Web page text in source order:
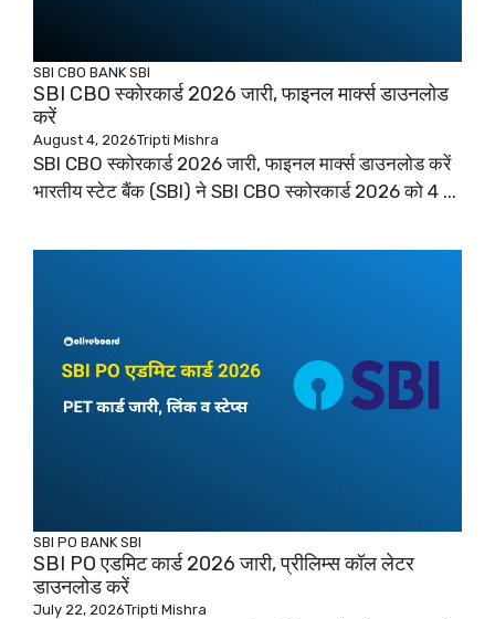
SBI CBO BANK SBI
SBI CBO स्कोरकार्ड 2026 जारी, फाइनल मार्क्स डाउनलोड
करें
August 4, 2026Tripti Mishra
SBI CBO स्कोरकार्ड 2026 जारी, फाइनल मार्क्स डाउनलोड करें
भारतीय स्टेट बैंक (SBI) ने SBI CBO स्कोरकार्ड 2026 को 4 ...
SBI PO BANK SBI
SBI PO एडमिट कार्ड 2026 जारी, प्रीलिम्स कॉल लेटर
डाउनलोड करें
July 22, 2026Tripti Mishra